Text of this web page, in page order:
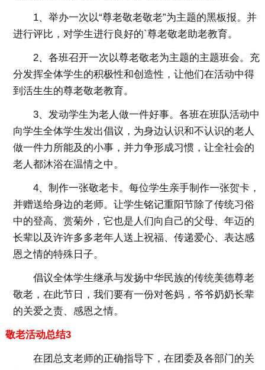
1、举办一次以“尊老敬老敬老”为主题的黑板报。并
进行评比，对学生进行良好的`尊老敬老助老教育。
2、各班召开一次以尊老敬老为主题的主题班会。充
分发挥全体学生的积极性和创造性，让他们在活动中得
到活生生的尊老敬老教育。
3、发动学生为老人做一件好事。各班在班队活动中
向学生全体学生发出倡议，为身边认识和不认识的老人
做一件力所能及的小事，并力争形成习惯，让全社会的
老人都沐浴在温情之中。
4、制作一张敬老卡。每位学生亲手制作一张贺卡，
并赠送给身边的老师。让学生铭记重阳节除了传统习俗
中的登高、赏菊外，它也是人们向自己的父母、年迈的
长辈以及许许多多老年人送上祝福、传递爱心、表达感
恩之情的特殊日子。
倡议全体学生继承与发扬中华民族的传统美德尊老
敬老，在此节日，我们要有一份对爸妈，爷爷奶奶长辈
的关爱之责、感恩之情。
敬老活动总结3
在团总支老师的正确指导下，在团委及各部门的关